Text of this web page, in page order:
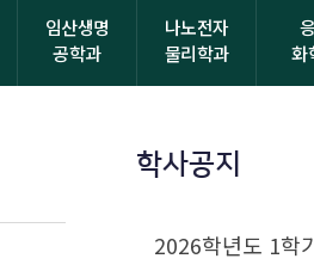
임산생명
공학과
나노전자
물리학과
화
학사공지
2026학년도 1학